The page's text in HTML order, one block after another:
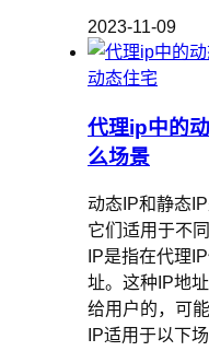
2023-11-09
动态住宅
代理ip中的
么场景
动态IP和静态
它们适用于不
IP是指在代理
址。这种IP地
给用户的，可
IP适用于以下